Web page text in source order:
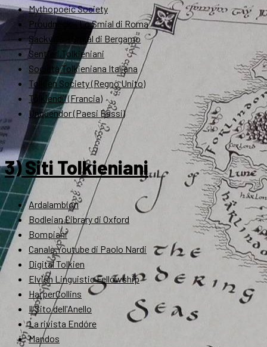
Mythopoeic Society
Proudneck – Lo Smial di Roma
Sackville – Smial di Bergamo
Sentieri Tolkieniani
Società Tolkieniana Italiana
Tolkien Society (Regno Unito)
Tolkiendil (Francia)
Unquendor (Paesi Bassi)
3) Siti Tolkieniani
Ardalambion
Bodleian Library di Oxford
Bompiani
Canale Youtube di Paolo Nardi
Digital Tolkien
Elvish Linguistic Fellowship
HarperCollins
Il Sito dell'Anello
La rivista Endóre
Mandos